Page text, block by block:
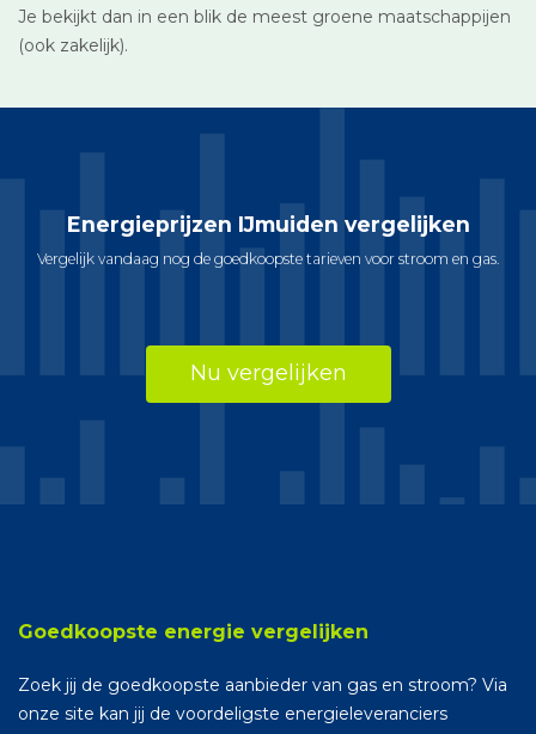
Je bekijkt dan in een blik de meest groene maatschappijen
(ook zakelijk).
Energieprijzen IJmuiden vergelijken
Vergelijk vandaag nog de goedkoopste tarieven voor stroom en gas.
Nu vergelijken
Goedkoopste energie vergelijken
Zoek jij de goedkoopste aanbieder van gas en stroom? Via
onze site kan jij de voordeligste energieleveranciers